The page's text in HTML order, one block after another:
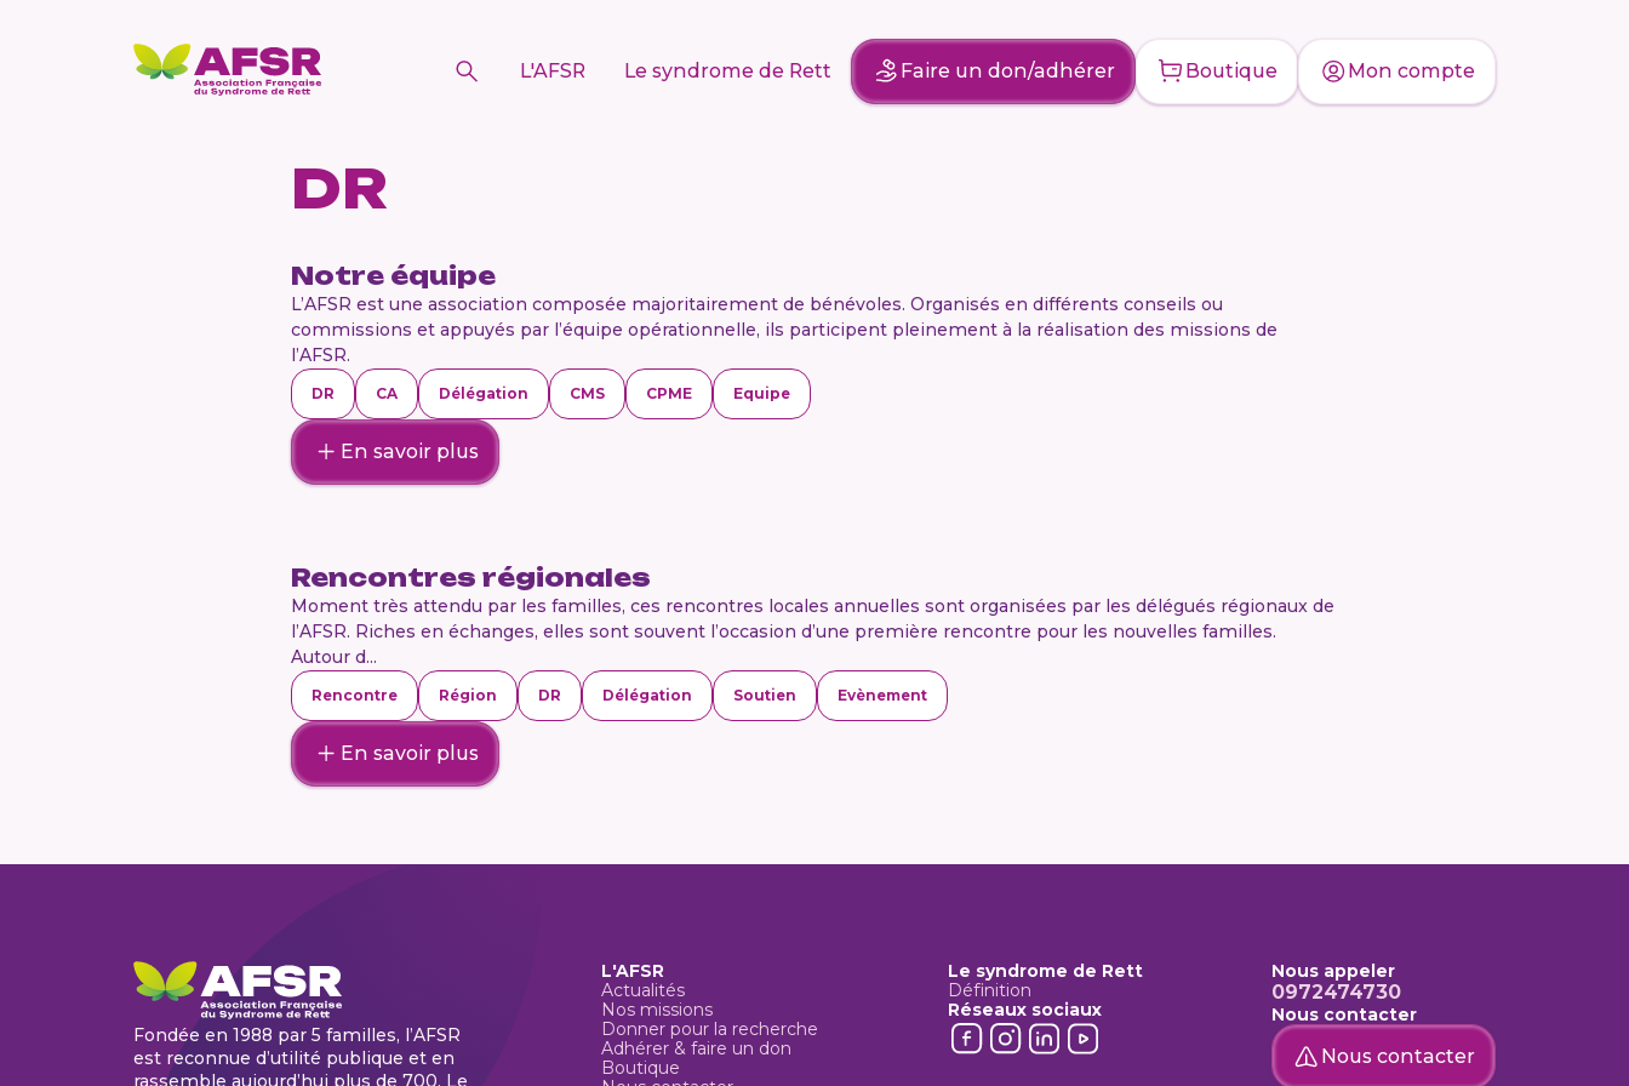
L'AFSR Le syndrome de Rett Faire un don/adhérer Boutique Mon compte
DR
Notre équipe
L’AFSR est une association composée majoritairement de bénévoles. Organisés en différents conseils ou
commissions et appuyés par l’équipe opérationnelle, ils participent pleinement à la réalisation des missions de
l’AFSR.
DR CA Délégation CMS CPME Equipe
En savoir plus
Rencontres régionales
Moment très attendu par les familles, ces rencontres locales annuelles sont organisées par les délégués régionaux de
l’AFSR. Riches en échanges, elles sont souvent l’occasion d’une première rencontre pour les nouvelles familles.
Autour d...
Rencontre Région DR Délégation Soutien Evènement
En savoir plus
Fondée en 1988 par 5 familles, l’AFSR
est reconnue d’utilité publique et en
rassemble aujourd’hui plus de 700. Le
L'AFSR
Actualités
Nos missions
Donner pour la recherche
Adhérer & faire un don
Boutique
Le syndrome de Rett
Définition
Réseaux sociaux
Nous appeler
0972474730
Nous contacter
Nous contacter